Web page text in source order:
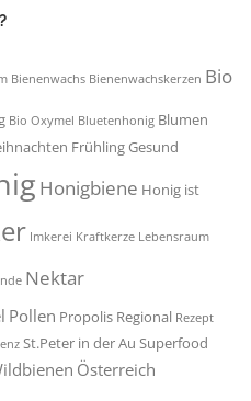
Bienenwachs Bienenwachskerzen Bio
Bio Oxymel Bluetenhonig Blumen
FrühlingGesund
Honigbiene Honig ist
Imkerei Kraftkerze Lebensraum
Nektar
Pollen Propolis Regional Rezept
St.Peter in der Au Superfood
Österreich